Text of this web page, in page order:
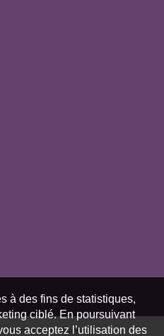
Tous droits réservés
à des fins de statistiques,
ciblé. En poursuivant
acceptez l’utilisation des